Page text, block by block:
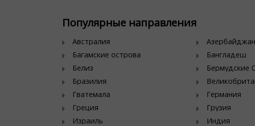
Популярные направления
Австралия Азербайджан
Багамские острова
Бангладеш
Белиз
Бермудские
Бразилия
Гватемала
Германия
Греция
Грузия
Израиль
Индия